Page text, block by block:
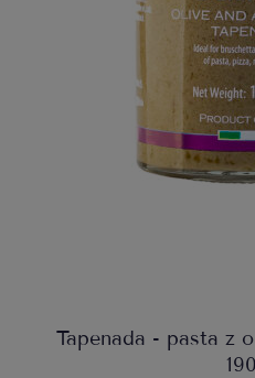
Tapenada - pasta z